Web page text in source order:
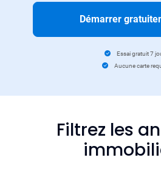
Démarrer
Essai gratuit 7
Aucune carte
Filtrez les